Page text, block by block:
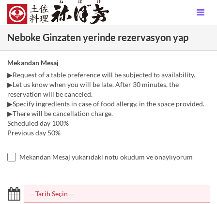
Neboke Ginzaten yerinde rezervasyon yap
Mekandan Mesaj
▶Request of a table preference will be subjected to availability.
▶Let us know when you will be late. After 30 minutes, the
reservation will be canceled.
▶Specify ingredients in case of food allergy, in the space provided.
▶There will be cancellation charge.
Scheduled day 100%
Previous day 50%
Mekandan Mesaj yukarıdaki notu okudum ve onaylıyorum